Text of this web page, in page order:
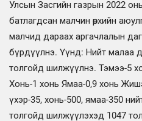
Ил тод байдал
Бодлого төлөвлөлт
Улсын Засгийн газрын 2022
батлагдсан малчин өрхийн
малчид дараах аргачлалын
бүрдүүлнэ. Үүнд: Нийт малаа
толгойд шилжүүлнэ. Тэмээ-5
Хонь-1 хонь Ямаа-0,9 хонь
үхэр-35, хонь-500, ямаа-350
толгойд шилжүүлэхэд 1047